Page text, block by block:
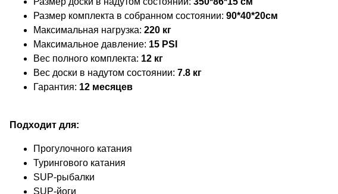
Размер комплекта в собранном состоянии: 90*40*20см
Максимальная нагрузка: 220 кг
Максимальное давление: 15 PSI
Вес полного комплекта: 12 кг
Вес доски в надутом состоянии: 7.8 кг
Гарантия: 12 месяцев
Подходит для:
Прогулочного катания
Турингового катания
SUP-рыбалки
SUP-йоги